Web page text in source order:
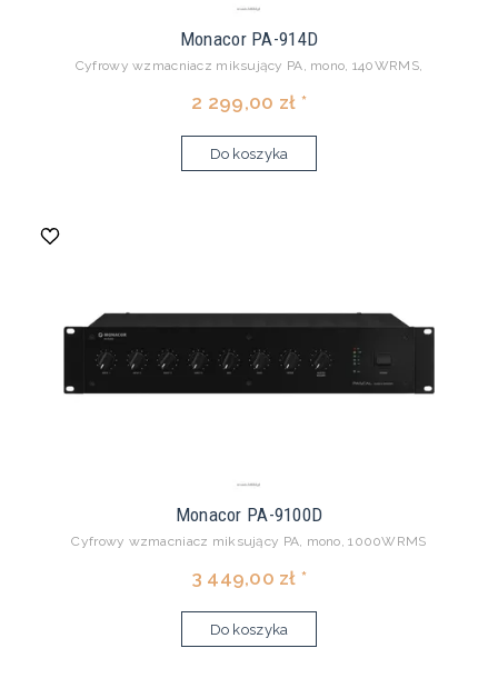
Monacor PA-914D
Cyfrowy wzmacniacz miksujący PA, mono, 140WRMS,
2 299,00 zł *
Do koszyka
Monacor PA-9100D
Cyfrowy wzmacniacz miksujący PA, mono, 1000WRMS
3 449,00 zł *
Do koszyka